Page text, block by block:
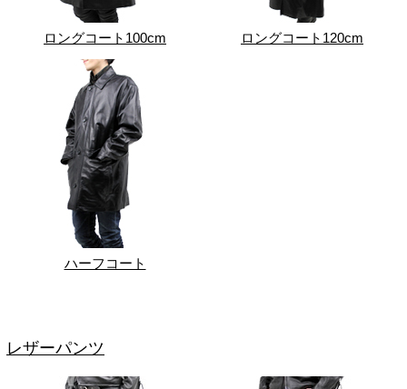
ロングコート100cm ロングコート120cm
ハーフコート
レザーパンツ